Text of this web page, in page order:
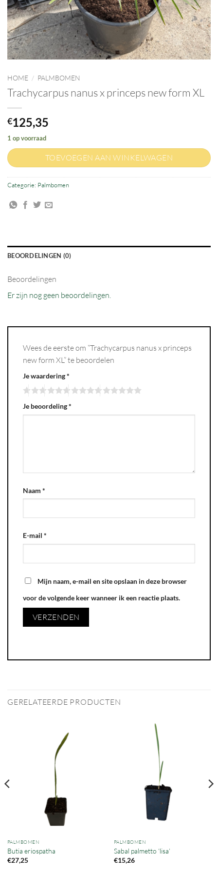
HOME / PALMBOMEN
Trachycarpus nanus x princeps new form XL
€125,35
1 op voorraad
TOEVOEGEN AAN WINKELWAGEN
Categorie: Palmbomen
BEOORDELINGEN (0)
Beoordelingen
Er zijn nog geen beoordelingen.
Wees de eerste om “Trachycarpus nanus x princeps
new form XL” te beoordelen
Je waardering*
Je beoordeling*
Naam *
E-mail *
Mijn naam, e-mail en site opslaan in deze browser
voor de volgende keer wanneer ik een reactie plaats.
GERELATEERDE PRODUCTEN
PALMBOMEN
Butia eriospatha
€27,25
PALMBOMEN
Sabal palmetto ‘lisa’
€15,26